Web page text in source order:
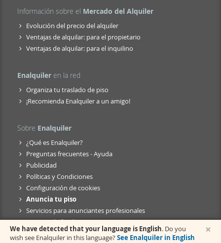
Información sobre el Mercado del Alquiler
Evolución del precio del alquiler
Ventajas de alquilar: para el propietario
Ventajas de alquilar: para el inquilino
Enalquiler en la red
Organiza tu traslado de piso
¡Recomienda Enalquiler a un amigo!
Sobre Enalquiler
¿Qué es Enalquiler?
Preguntas frecuentes - Ayuda
Publicidad
Políticas y Condiciones
Configuración de cookies
Anuncia tu piso
Servicios para anunciantes profesionales
Anuncio de fusión
×
We have detected that your language is English. Do you
wish see Enalquiler in this language?See Enalquiler in English